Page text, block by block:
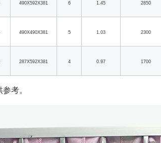
490X592X381 6 1.45 2850
490X490X381 5 1.03 2300
287X592X381 4 0.97 1700
考。